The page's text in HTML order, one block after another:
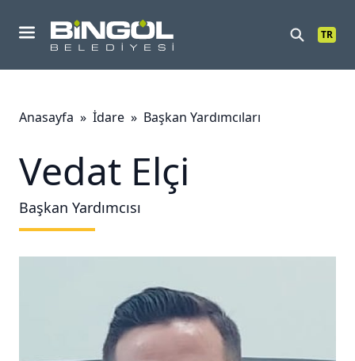
Mobil Menu TR
Anasayfa » İdare » Başkan Yardımcıları
Vedat Elçi
Başkan Yardımcısı